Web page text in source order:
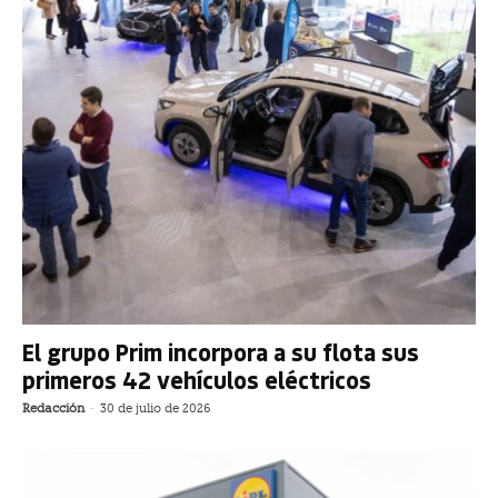
El grupo Prim incorpora a su flota sus
primeros 42 vehículos eléctricos
Redacción - 30 de julio de 2026